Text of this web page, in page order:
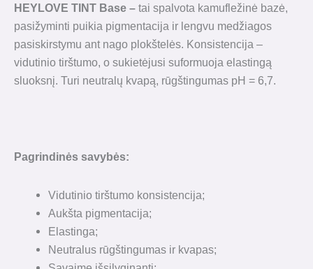
HEYLOVE TINT Base – tai spalvota kamufležinė bazė,
pasižyminti puikia pigmentacija ir lengvu medžiagos
pasiskirstymu ant nago plokštelės. Konsistencija –
vidutinio tirštumo, o sukietėjusi suformuoja elastingą
sluoksnį. Turi neutralų kvapą, rūgštingumas pH = 6,7.
Pagrindinės savybės:
Vidutinio tirštumo konsistencija;
Aukšta pigmentacija;
Elastinga;
Neutralus rūgštingumas ir kvapas;